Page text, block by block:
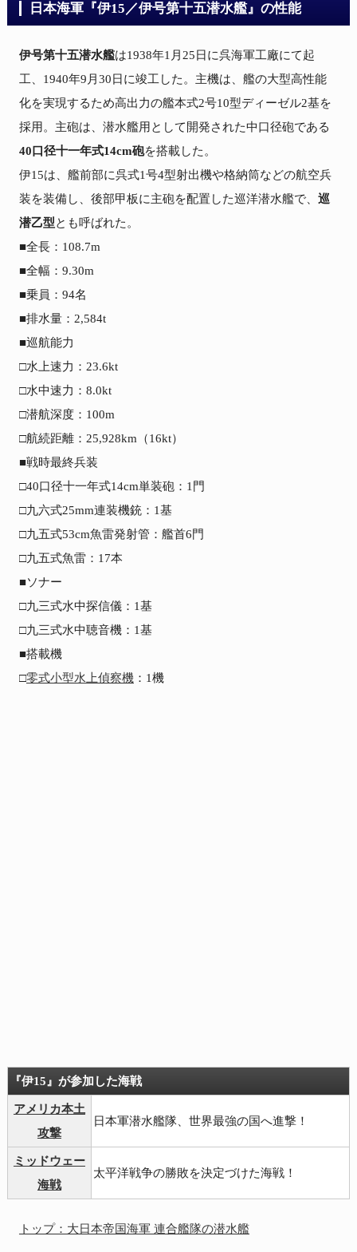
日本海軍『伊15／伊号第十五潜水艦』の性能
伊号第十五潜水艦は1938年1月25日に呉海軍工廠にて起
工、1940年9月30日に竣工した。主機は、艦の大型高性能
化を実現するため高出力の艦本式2号10型ディーゼル2基を
採用。主砲は、潜水艦用として開発された中口径砲である
40口径十一年式14cm砲を搭載した。
伊15は、艦前部に呉式1号4型射出機や格納筒などの航空兵
装を装備し、後部甲板に主砲を配置した巡洋潜水艦で、 巡
潜乙型とも呼ばれた。
■全長：108.7m
■全幅：9.30m
■乗員：94名
■排水量：2,584t
■巡航能力
□水上速力：23.6kt
□水中速力：8.0kt
□潜航深度：100m
□航続距離：25,928km（16kt）
■戦時最終兵装
□40口径十一年式14cm単装砲：1門
□九六式25mm連装機銃：1基
□九五式53cm魚雷発射管：艦首6門
□九五式魚雷：17本
■ソナー
□九三式水中探信儀：1基
□九三式水中聴音機：1基
■搭載機
□零式小型水上偵察機：1機
『伊15』が参加した海戦
アメリカ本土
攻撃
日本軍潜水艦隊、世界最強の国へ進撃！
ミッドウェー
海戦
太平洋戦争の勝敗を決定づけた海戦！
トップ：大日本帝国海軍 連合艦隊の潜水艦